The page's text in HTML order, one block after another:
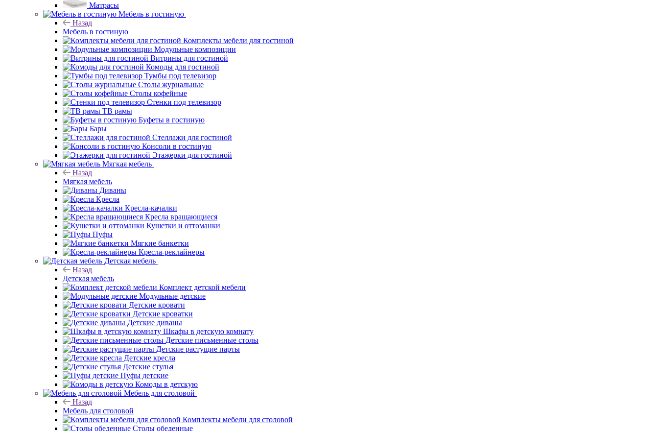
Матрасы
Мебель в гостиную
Назад
Мебель в гостиную
Комплекты мебели для гостиной
Модульные композиции
Витрины для гостиной
Комоды для гостиной
Тумбы под телевизор
Столы журнальные
Столы кофейные
Стенки под телевизор
ТВ рамы
Буфеты в гостиную
Бары
Стеллажи для гостиной
Консоли в гостиную
Этажерки для гостиной
Мягкая мебель
Назад
Мягкая мебель
Диваны
Кресла
Кресла-качалки
Кресла вращающиеся
Кушетки и оттоманки
Пуфы
Мягкие банкетки
Кресла-реклайнеры
Детская мебель
Назад
Детская мебель
Комплект детской мебели
Модульные детские
Детские кровати
Детские кроватки
Детские диваны
Шкафы в детскую комнату
Детские письменные столы
Детские растущие парты
Детские кресла
Детские стулья
Пуфы детские
Комоды в детскую
Мебель для столовой
Назад
Мебель для столовой
Комплекты мебели для столовой
Столы обеденные